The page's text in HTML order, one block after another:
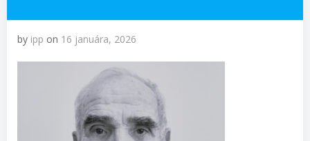
by ipp on 16 januára, 2026